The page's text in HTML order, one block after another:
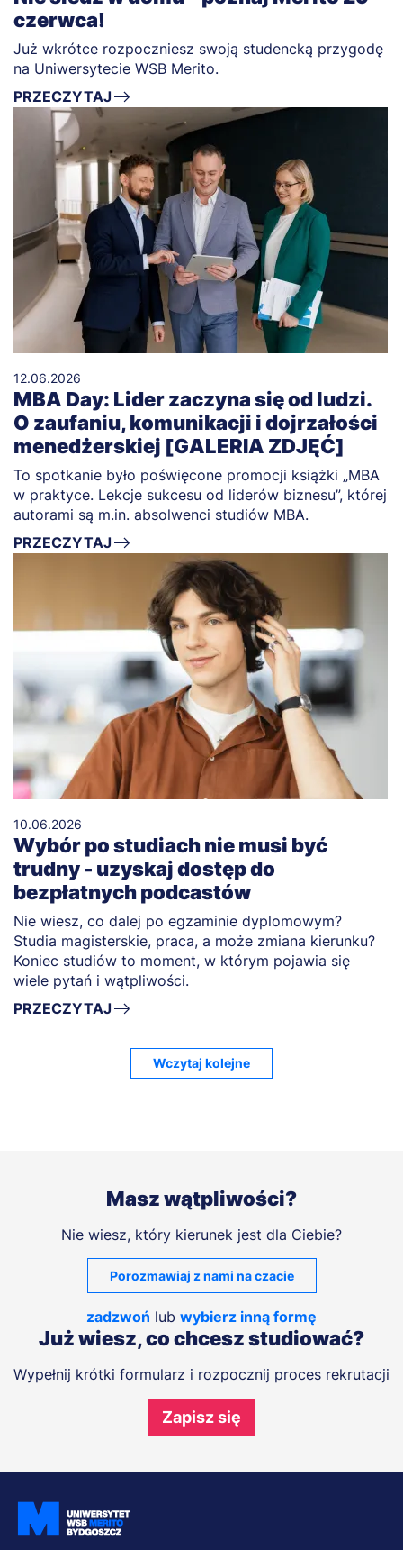
czerwca!
Już wkrótce rozpoczniesz swoją studencką przygodę
na Uniwersytecie WSB Merito.
PRZECZYTAJ
12.06.2026
MBA Day: Lider zaczyna się od ludzi.
O zaufaniu, komunikacji i dojrzałości
menedżerskiej [GALERIA ZDJĘĆ]
To spotkanie było poświęcone promocji książki „MBA
w praktyce. Lekcje sukcesu od liderów biznesu”, której
autorami są m.in. absolwenci studiów MBA.
PRZECZYTAJ
10.06.2026
Wybór po studiach nie musi być
trudny - uzyskaj dostęp do
bezpłatnych podcastów
Nie wiesz, co dalej po egzaminie dyplomowym?
Studia magisterskie, praca, a może zmiana kierunku?
Koniec studiów to moment, w którym pojawia się
wiele pytań i wątpliwości.
PRZECZYTAJ
Wczytaj kolejne
Masz wątpliwości?
Nie wiesz, który kierunek jest dla Ciebie?
Porozmawiaj z nami na czacie
zadzwoń lub wybierz inną formę
Już wiesz, co chcesz studiować?
Wypełnij krótki formularz i rozpocznij proces rekrutacji
Zapisz się